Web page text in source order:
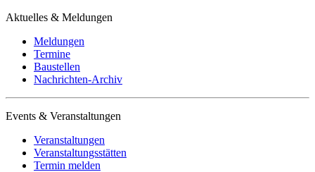
Aktuelles & Meldungen
Meldungen
Termine
Baustellen
Nachrichten-Archiv
Events & Veranstaltungen
Veranstaltungen
Veranstaltungsstätten
Termin melden